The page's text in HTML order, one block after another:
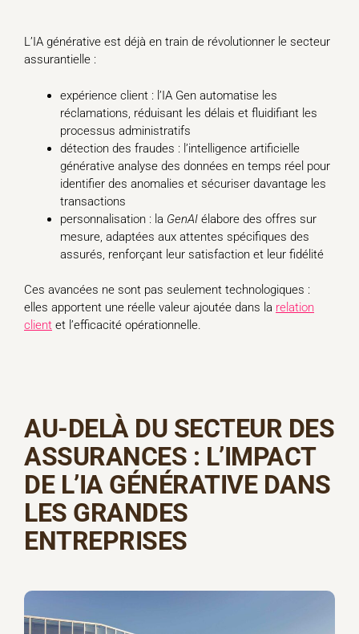
L’IA générative est déjà en train de révolutionner le secteur
assurantielle :
expérience client : l’IA Gen automatise les
réclamations, réduisant les délais et fluidifiant les
processus administratifs
détection des fraudes : l’intelligence artificielle
générative analyse des données en temps réel pour
identifier des anomalies et sécuriser davantage les
transactions
personnalisation : la GenAI élabore des offres sur
mesure, adaptées aux attentes spécifiques des
assurés, renforçant leur satisfaction et leur fidélité
Ces avancées ne sont pas seulement technologiques :
elles apportent une réelle valeur ajoutée dans la relation
client et l’efficacité opérationnelle.
AU-DELÀ DU SECTEUR DES
ASSURANCES : L’IMPACT
DEL’IA GÉNÉRATIVE DANS
LES GRANDES
ENTREPRISES